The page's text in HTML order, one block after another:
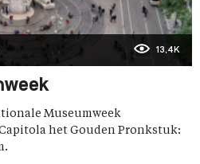
13,4K
Museumweek
het Gouden Pronkstuk: